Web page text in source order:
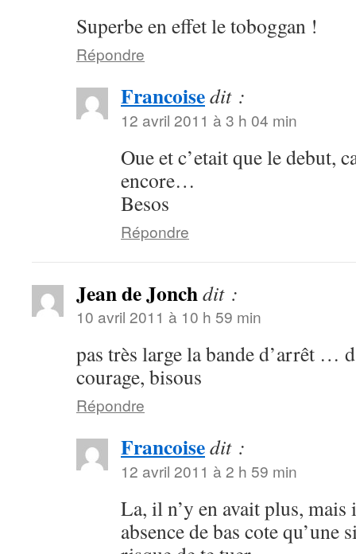
Superbe en effet le toboggan !
Répondre
Francoisedit :
12 avril 2011 à 3 h 04 min
Oue et c’etait que le debut,
encore…
Besos
Répondre
Jean de Jonchdit :
10 avril 2011 à 10 h 59 min
pas très large la bande d’arrêt …
courage, bisous
Répondre
Francoisedit :
12 avril 2011 à 2 h 59 min
La, il n’y en avait plus,
absence de bas cote